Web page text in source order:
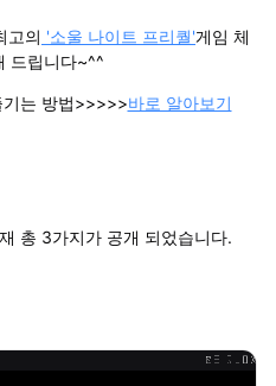
고의 '소울 나이트 프리퀄'게임 체
드립니다~^^
는 방법>>>>>바로 알아보기
총 3가지가 공개 되었습니다.